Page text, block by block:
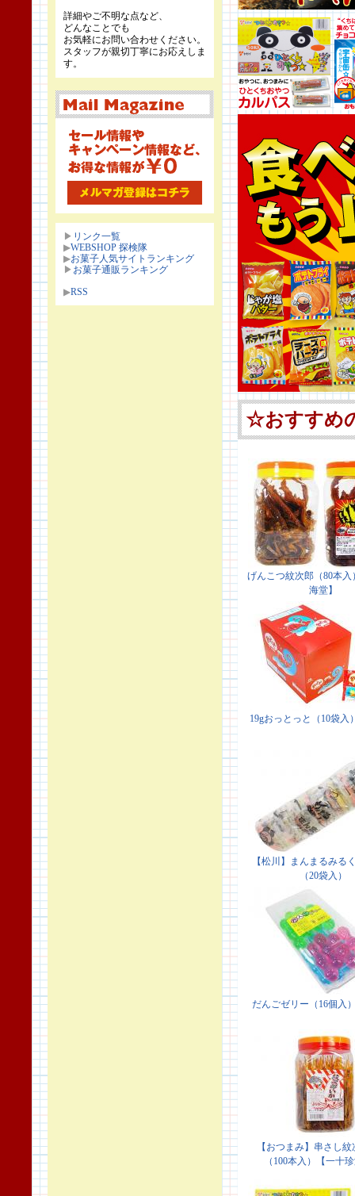
詳細やご不明な点など、
どんなことでも
お気軽にお問い合わせください。
スタッフが親切丁寧にお応えしま
す。
▶ リンク一覧
▶WEBSHOP 探検隊
▶お菓子人気サイトランキング
▶ お菓子通販ランキング
▶RSS